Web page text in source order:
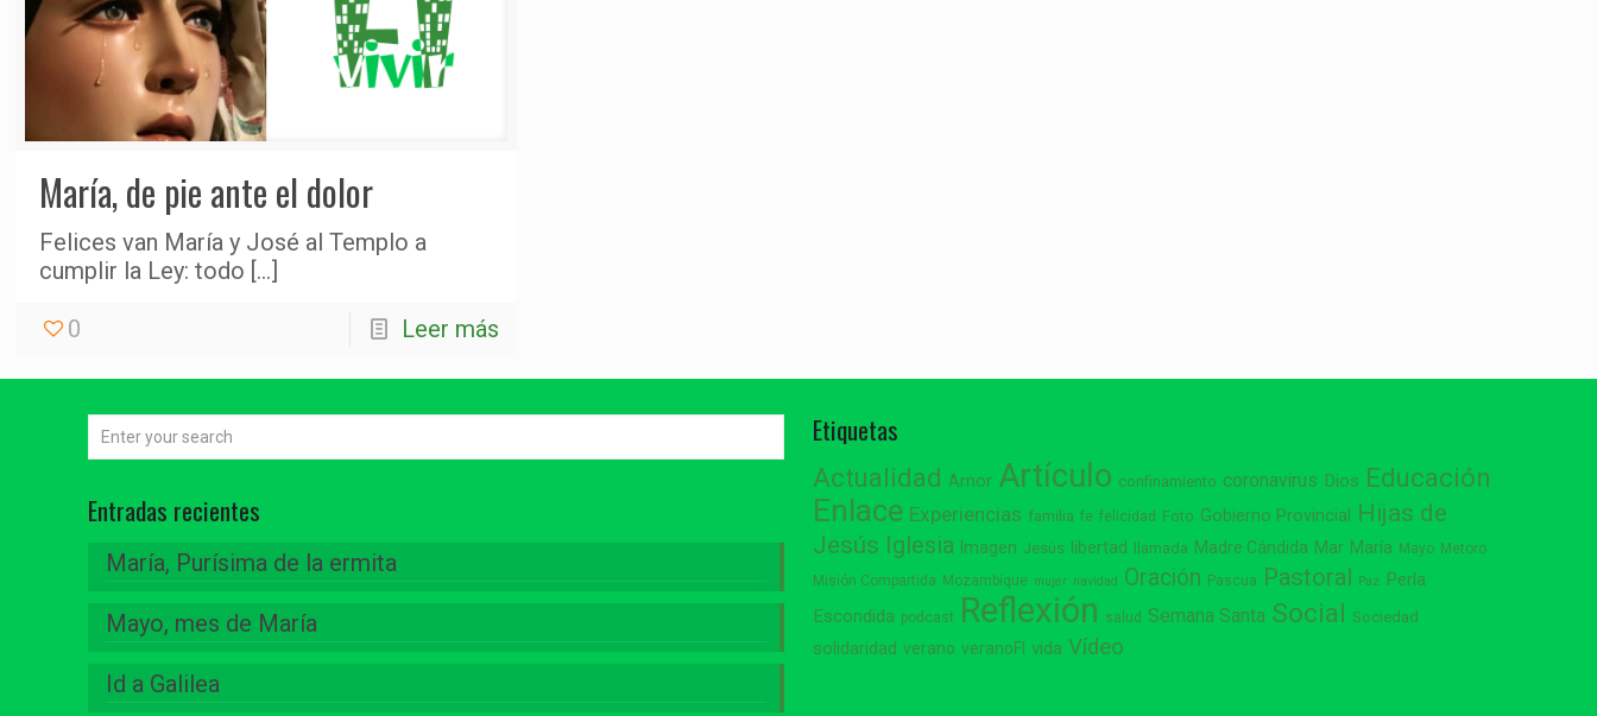
María, de pie ante el dolor
Felices van María y José al Templo a
cumplir la Ley: todo […]
0 Leer más
Entradas recientes
María, Purísima de la ermita
Mayo, mes de María
Id a Galilea
Etiquetas
Actualidad Amor Artículo confinamiento coronavirus Dios Educación
Enlace Experiencias familia fe felicidad Foto Gobierno Provincial
Hijas de
Jesús Iglesia Imagen Jesús libertad llamada Madre Cándida Mar María Mayo Metoro
Misión Compartida Mozambique mujer navidad Oración Pascua Pastoral Paz Perla
Escondida podcast Reflexión salud Semana Santa Social Sociedad
solidaridad verano veranoFI vida Vídeo